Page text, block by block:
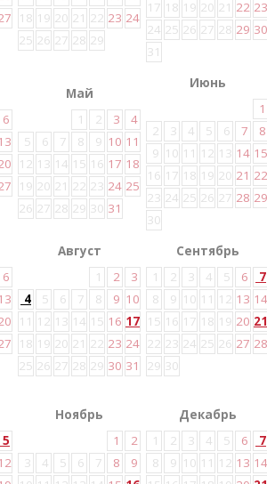
18 19 20 21 22 23 24
25 26 27 28 29
17 18 19 20 21 22 23
24 25 26 27 28 29 30
31
6
Май
1
2 3
4
5
6 7 8 9 10 11
12 13 14 15 16 17 18
19 20 21 22 23 24 25
26 27 28 29 30 31
Июнь
1
2
3 4 5 6 7
8
9 10 11 12 13 14 15
16 17 18 19 20 21 22
23 24 25 26 27 28 29
30
6
Август
1
2
3
4
5 6 7 8 9 10
11 12 13 14 15 16 17
18 19 20 21 22 23 24
25 26 27 28 29 30 31
Сентябрь
1
2 3 4 5 6
7
8
9 10 11 12 13 14
15 16 17 18 19 20 21
22 23 24 25 26 27 28
29 30
5
Ноябрь
1
2
3
4 5 6 7 8
9
Декабрь
1
2 3 4 5 6
7
8
9 10 11 12 13 14